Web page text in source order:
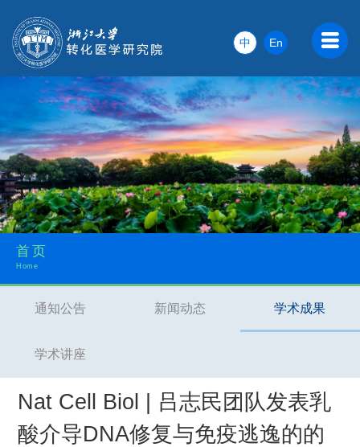
En
中
首页
Home
通知公告 新闻动态 学术成果
学术讲座
Nat Cell Biol | 吕志民团队发表乳
酸介导DNA修复与免疫逃逸的的